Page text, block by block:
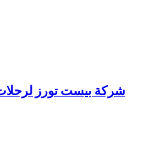
شركة بيست تورز